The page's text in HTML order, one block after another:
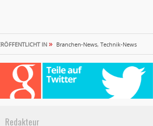
IN» Branchen-News, Technik-News
Redakteur